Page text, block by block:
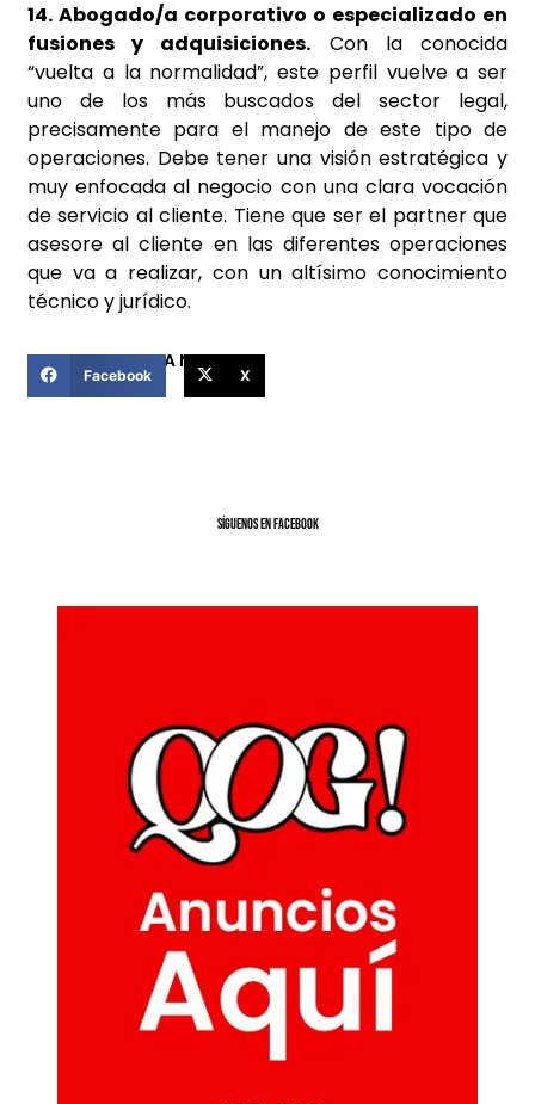
14. Abogado/a corporativo o especializado en
fusiones y adquisiciones. Con la conocida
“vuelta a la normalidad”, este perfil vuelve a ser
uno de los más buscados del sector legal,
precisamente para el manejo de este tipo de
operaciones. Debe tener una visión estratégica y
muy enfocada al negocio con una clara vocación
de servicio al cliente. Tiene que ser el partner que
asesore al cliente en las diferentes operaciones
que va a realizar, con un altísimo conocimiento
técnico y jurídico.
COMPARTIR ESTA NOTICIA
Facebook X
SíGUENOS EN FACEBOOK